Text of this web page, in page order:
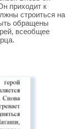
приходит к
строиться на
обращены
всеобщее